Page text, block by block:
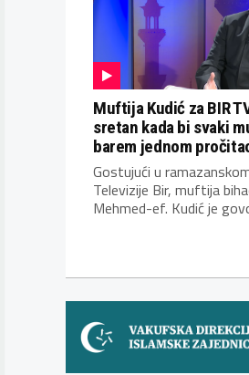
Muftija Kudić za BIR
sretan kada bi svaki
barem jednom
Gostujući u
Televizije Bir, muftija
Mehmed-ef. Kudić je